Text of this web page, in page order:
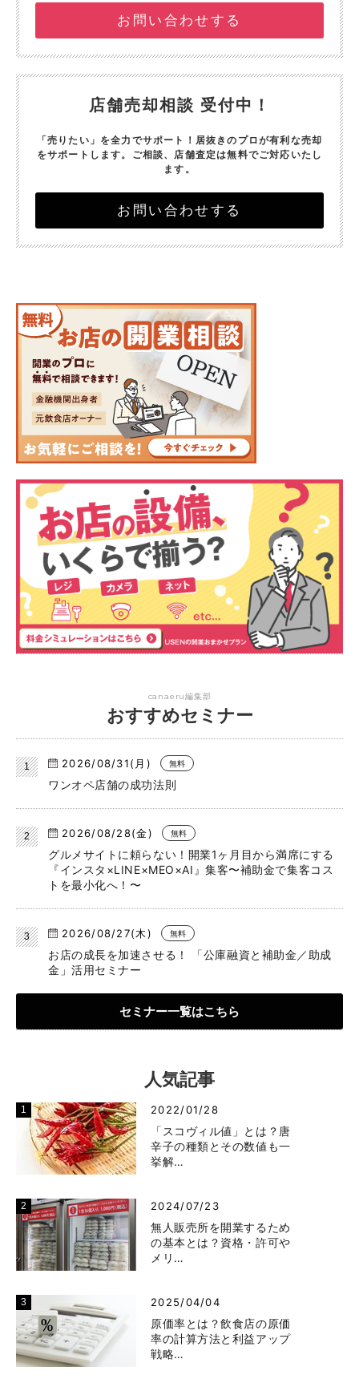
お問い合わせする
店舗売却相談 受付中！
「売りたい」を全力でサポート！ 居抜きのプロが有利な売却
をサポートします。 ご相談、店舗査定は無料でご対応いたし
ます。
お問い合わせする
canaeru編集部
おすすめセミナー
ワンオペ店舗の成功法則
2026/08/28(金) 無料
グルメサイトに頼らない！開業1ヶ月目から満席にする
『インスタ×LINE×MEO×AI』集客〜補助金で集客コス
2026/08/27(木)
お店の成長を加速させる！ 「公庫融資と補助金／助成
金」活用セミナー
セミナー一覧はこちら
人気記事
辛子の種類とその数値も一
挙解…